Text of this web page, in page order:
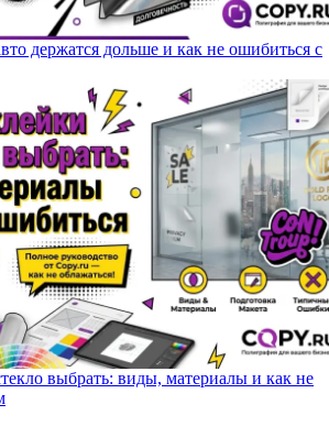
держатся дольше и как не ошибиться с
выбрать: виды, материалы и как не